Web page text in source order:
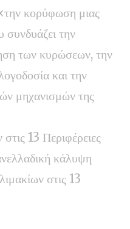
κορύφωση μιας
συνδυάζει την
των κυρώσεων, την
και την
μηχανισμών της
13 Περιφέρειες
κάλυψη
στις 13